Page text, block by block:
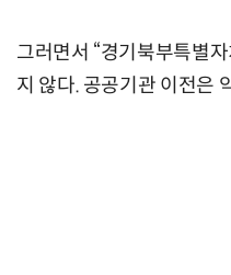
그러면서 “경기북부특별
지 않다. 공공기관 이전은